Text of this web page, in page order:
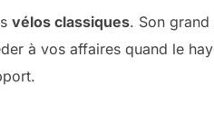
vélos classiques. Son grand
à vos affaires quand le